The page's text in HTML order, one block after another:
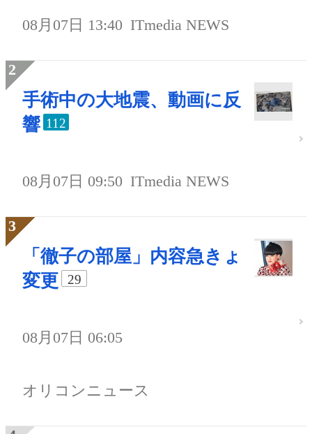
08月07日 13:40 ITmedia NEWS
手術中の大地震、動画に反
響 112
08月07日 09:50 ITmedia NEWS
「徹子の部屋」内容急きょ
変更
29
08月07日 06:05
オリコンニュース